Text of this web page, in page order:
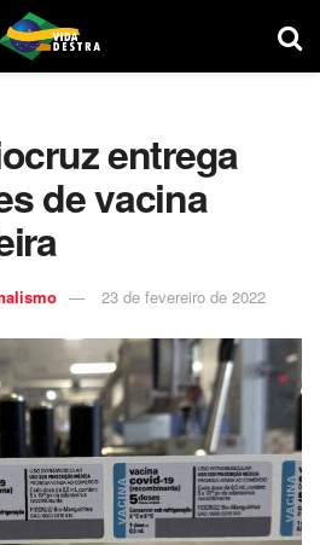
entrega
de vacina
23 de fevereiro de 2022